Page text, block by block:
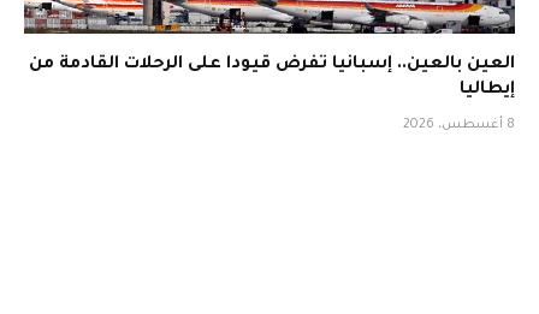
العين بالعين.. إسبانيا تفرض قيودا على الرحلات القادمة من
إيطاليا
8 أغسطس، 2026